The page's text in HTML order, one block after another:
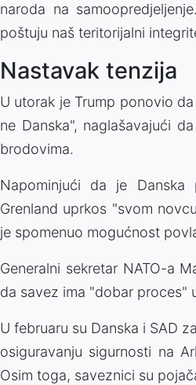
naroda na
poštuju naš teritorijalni
Nastavak tenzija
U utorak je Trump ponovio
ne Danska", naglašavajući
brodovima.
Napominjući da je Danska
Grenland uprkos "svom
je spomenuo mogućnost
Generalni sekretar NATO-a
da savez ima "dobar proces"
U februaru su Danska i SAD
osiguravanju sigurnosti na
Osim toga, saveznici su